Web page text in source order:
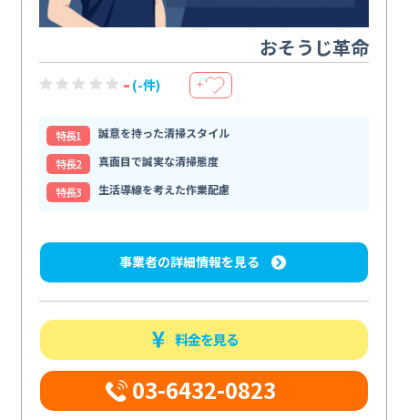
おそうじ革命
- (-件) ＋
特⻑1
誠意を持った清掃スタイル
特⻑2
真面目で誠実な清掃態度
特⻑3
生活導線を考えた作業配慮
事業者の詳細情報を見る
料金を見る
03-6432-0823